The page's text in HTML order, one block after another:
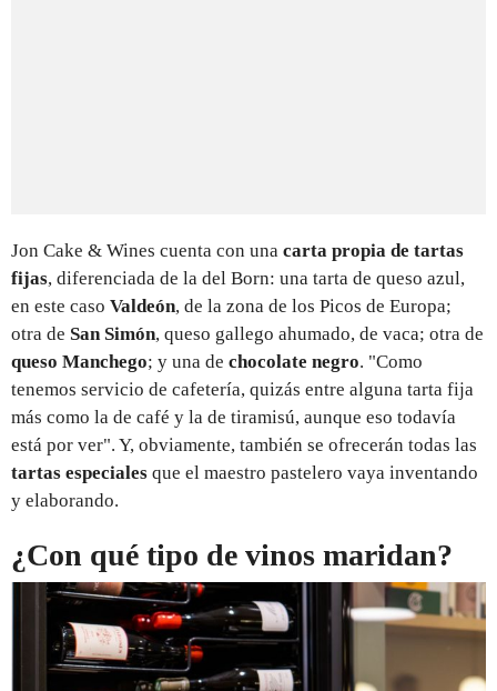
Jon Cake & Wines cuenta con una carta propia de tartas
fijas, diferenciada de la del Born: una tarta de queso azul,
en este caso Valdeón, de la zona de los Picos de Europa;
otra de San Simón, queso gallego ahumado, de vaca; otra de
queso Manchego; y una de chocolate negro. "Como
tenemos servicio de cafetería, quizás entre alguna tarta fija
más como la de café y la de tiramisú, aunque eso todavía
está por ver". Y, obviamente, también se ofrecerán todas las
tartas especiales que el maestro pastelero vaya inventando
y elaborando.
¿Con qué tipo de vinos maridan?